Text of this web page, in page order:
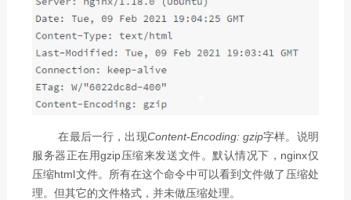
在最后一行，出现Content-Encoding: gzip字样。说明
服务器正在用gzip压缩来发送文件。默认情况下，nginx仅
压缩html文件。所有在这个命令中可以看到文件做了压缩处
理。但其它的文件格式，并未做压缩处理。